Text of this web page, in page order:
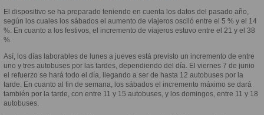
El dispositivo se ha preparado teniendo en cuenta los datos del pasado año,
según los cuales los sábados el aumento de viajeros osciló entre el 5 % y el 14
%. En cuanto a los festivos, el incremento de viajeros estuvo entre el 21 y el 38
%.
Así, los días laborables de lunes a jueves está previsto un incremento de entre
uno y tres autobuses por las tardes, dependiendo del día. El viernes 7 de junio
el refuerzo se hará todo el día, llegando a ser de hasta 12 autobuses por la
tarde. En cuanto al fin de semana, los sábados el incremento máximo se dará
también por la tarde, con entre 11 y 15 autobuses, y los domingos, entre 11 y 18
autobuses.